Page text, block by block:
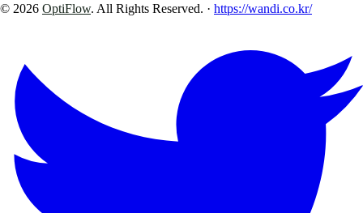
© 2026 OptiFlow. All Rights Reserved. · https://wandi.co.kr/